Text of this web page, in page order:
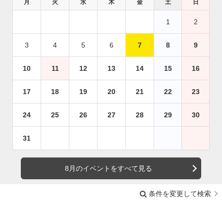
月 火 水 木 金 土 日
1 2
3 4 5 6 7 8 9
10 11 12 13 14 15 16
17 18 19 20 21 22 23
24 25 26 27 28 29 30
31
8月のイベントをすべて見る
条件を変更して検索